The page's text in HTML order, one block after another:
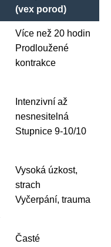
(vex porod)
Více než 20 hodin
Prodloužené
kontrakce
Intenzivní až
nesnesitelná
Stupnice 9-10/10
Vysoká úzkost,
strach
Vyčerpání, trauma
Časté